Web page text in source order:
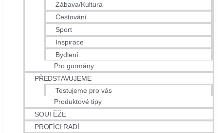
Zábava/Kultura
Cestování
Sport
Inspirace
Bydlení
Pro gurmány
PŘEDSTAVUJEME
Testujeme pro vás
Produktové tipy
SOUTĚŽE
PROFÍCI RADÍ